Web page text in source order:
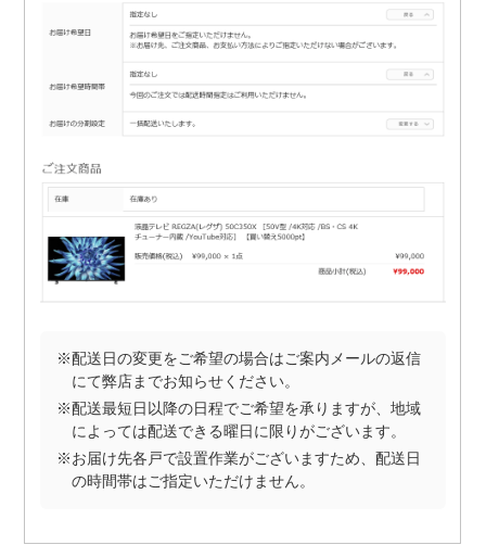
※配送日の変更をご希望の場合はご案内メールの返信
にて弊店までお知らせください。
※配送最短日以降の日程でご希望を承りますが、地域
によっては配送できる曜日に限りがございます。
※お届け先各戸で設置作業がございますため、配送日
の時間帯はご指定いただけません。